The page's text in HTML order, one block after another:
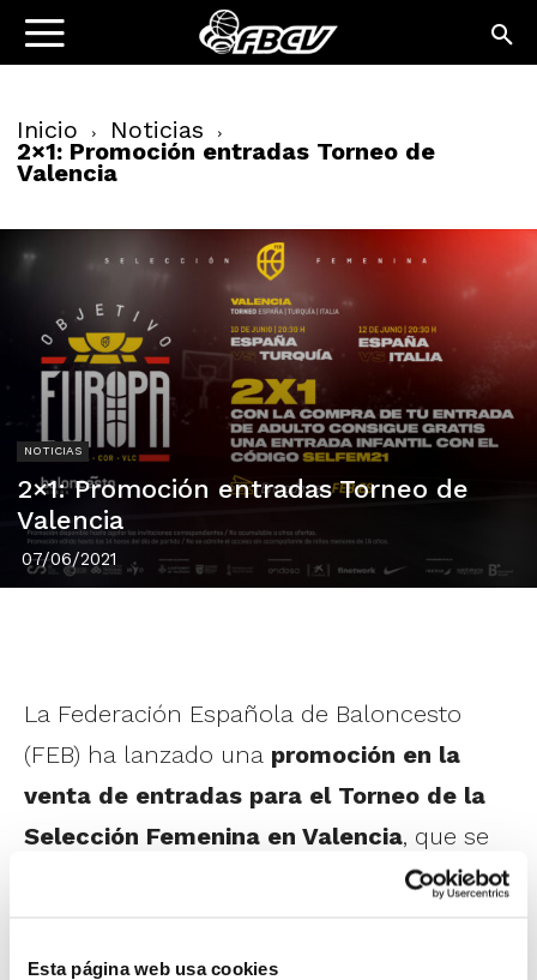
Esta página web usa cookies
Inicio Noticias
2×1: Promoción entradas Torneo de
Valencia
NOTICIAS
2×1: Promoción entradas Torneo de
Valencia
07/06/2021
La Federación Española de Baloncesto
(FEB) ha lanzado una promoción en la
venta de entradas para el Torneo de la
Selección Femenina en Valencia, que se
disputará del 10 al 12 de junio como
2021.